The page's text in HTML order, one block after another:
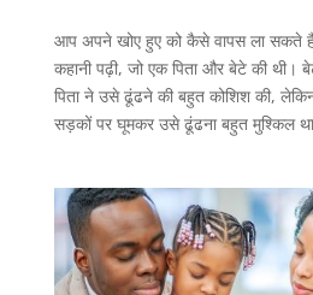
आप अपने खोए हुए को कैसे वापस ला सकते
कहानी पढ़ी, जो एक पिता और बेटे की थी।
पिता ने उसे ढूंढने की बहुत कोशिश की,
सड़कों पर घूमकर उसे ढूंढना बहुत मुश्किल